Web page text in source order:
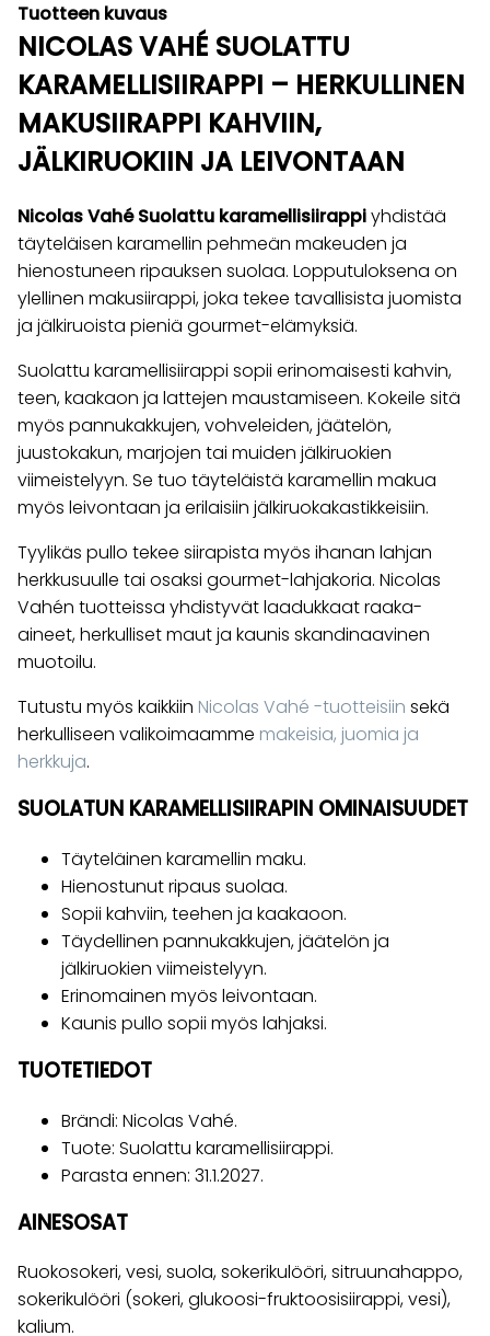
Tuotteen kuvaus
NICOLAS VAHÉ SUOLATTU
KARAMELLISIIRAPPI – HERKULLINEN
MAKUSIIRAPPI KAHVIIN,
JÄLKIRUOKIIN JA LEIVONTAAN
Nicolas Vahé Suolattu karamellisiirappiyhdistää
täyteläisen karamellin pehmeän makeuden ja
hienostuneen ripauksen suolaa. Lopputuloksena on
ylellinen makusiirappi, joka tekee tavallisista juomista
ja jälkiruoista pieniä gourmet-elämyksiä.
Suolattu karamellisiirappi sopii erinomaisesti kahvin,
teen, kaakaon ja lattejen maustamiseen. Kokeile sitä
myös pannukakkujen, vohveleiden, jäätelön,
juustokakun, marjojen tai muiden jälkiruokien
viimeistelyyn. Se tuo täyteläistä karamellin makua
myös leivontaan ja erilaisiin jälkiruokakastikkeisiin.
Tyylikäs pullo tekee siirapista myös ihanan lahjan
herkkusuulle tai osaksi gourmet-lahjakoria. Nicolas
Vahén tuotteissa yhdistyvät laadukkaat raaka-
aineet, herkulliset maut ja kaunis skandinaavinen
muotoilu.
Tutustu myös kaikkiin Nicolas Vahé -tuotteisiin sekä
herkulliseen valikoimaamme makeisia, juomia ja
herkkuja.
SUOLATUN KARAMELLISIIRAPIN OMINAISUUDET
Täyteläinen karamellin maku.
Hienostunut ripaus suolaa.
Sopii kahviin, teehen ja kaakaoon.
Täydellinen pannukakkujen, jäätelön ja
jälkiruokien viimeistelyyn.
Erinomainen myös leivontaan.
Kaunis pullo sopii myös lahjaksi.
TUOTETIEDOT
Brändi: Nicolas Vahé.
Tuote: Suolattu karamellisiirappi.
Parasta ennen: 31.1.2027.
AINESOSAT
Ruokosokeri, vesi, suola, sokerikulööri, sitruunahappo,
sokerikulööri (sokeri, glukoosi-fruktoosisiirappi, vesi),
kalium.